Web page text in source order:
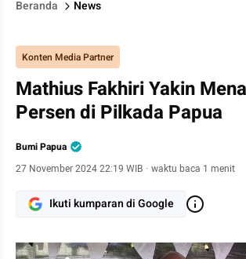
Beranda News
Konten Media Partner
Mathius Fakhiri Yakin
Persen di Pilkada Papua
Bumi Papua
27 November 2024 22:19 WIB · waktu baca 1 menit
Ikuti kumparan di Google